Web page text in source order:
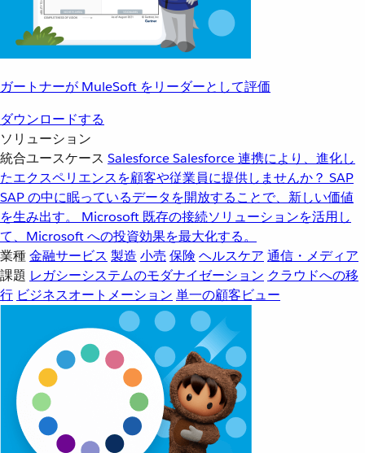
ガートナーが MuleSoft をリーダーとして評価
ダウンロードする
ソリューション
統合ユースケース SalesforceSalesforce 連携により、進化し
たエクスペリエンスを顧客や従業員に提供しませんか？ SAP
SAP の中に眠っているデータを開放することで、新しい価値
を生み出す。
Microsoft 既存の接続ソリューションを活用し
て、Microsoft への投資効果を最大化する。
業種金融サービス 製造 小売 保険 ヘルスケア 通信・メディア
課題 レガシーシステムのモダナイゼーション クラウドへの移
行 ビジネスオートメーション 単一の顧客ビュー